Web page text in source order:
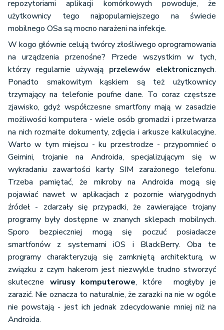
repozytoriami aplikacji komórkowych powoduje, że
użytkownicy tego najpopularniejszego na świecie
mobilnego OSa są mocno narażeni na infekcje.
W kogo głównie celują twórcy złośliwego oprogramowania
na urządzenia przenośne? Przede wszystkim w tych,
którzy regularnie używają przelewów elektronicznych.
Ponadto smakowitym kąskiem są też użytkownicy
trzymający na telefonie poufne dane. To coraz częstsze
zjawisko, gdyż współczesne smartfony mają w zasadzie
możliwości komputera - wiele osób gromadzi i przetwarza
na nich rozmaite dokumenty, zdjęcia i arkusze kalkulacyjne.
Warto w tym miejscu - ku przestrodze - przypomnieć o
Geimini, trojanie na Androida, specjalizującym się w
wykradaniu zawartości karty SIM zarażonego telefonu.
Trzeba pamiętać, że mikroby na Androida mogą się
pojawiać nawet w aplikacjach z pozornie wiarygodnych
źródeł - zdarzały się przypadki, że zawierające trojany
programy były dostępne w znanych sklepach mobilnych.
Sporo bezpieczniej mogą się poczuć posiadacze
smartfonów z systemami iOS i BlackBerry. Oba te
programy charakteryzują się zamkniętą architekturą, w
związku z czym hakerom jest niezwykle trudno stworzyć
skuteczne wirusy komputerowe, które mogłyby je
zarazić. Nie oznacza to naturalnie, że zarazki na nie w ogóle
nie powstają - jest ich jednak zdecydowanie mniej niż na
Androida.